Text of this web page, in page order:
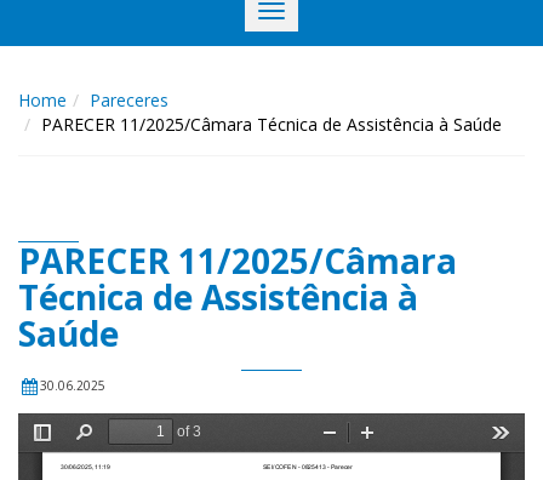
Toggle
navigation
Home
Pareceres
PARECER 11/2025/Câmara Técnica de Assistência à Saúde
PARECER 11/2025/Câmara
Técnica de Assistência à
Saúde
30.06.2025